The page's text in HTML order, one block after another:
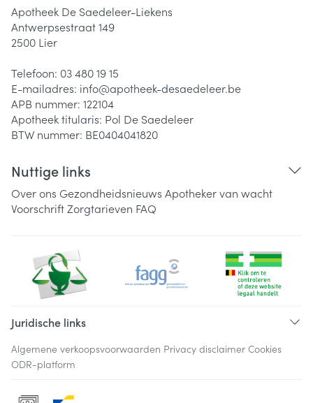
Apotheek De Saedeleer-Liekens
Antwerpsestraat 149
2500 Lier
Telefoon: 03 480 19 15
E-mailadres: info@apotheek-desaedeleer.be
APB nummer: 122104
Apotheek titularis: Pol De Saedeleer
BTW nummer: BE0404041820
Nuttige links
Over ons Gezondheidsnieuws Apotheker van wacht
VoorschriftZorgtarieven FAQ
Juridische links
Algemene verkoopsvoorwaarden Privacy disclaimer Cookies
ODR-platform